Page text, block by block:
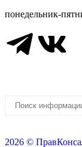
понедельник-
2026 ©